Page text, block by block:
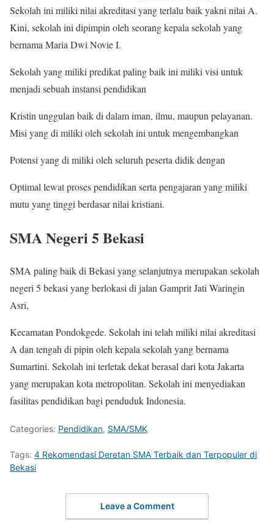
Sekolah ini miliki nilai akreditasi yang terlalu baik yakni nilai A.
Kini, sekolah ini dipimpin oleh seorang kepala sekolah yang
bernama Maria Dwi Novie I.
Sekolah yang miliki predikat paling baik ini miliki visi untuk
menjadi sebuah instansi pendidikan
Kristin unggulan baik di dalam iman, ilmu, maupun pelayanan.
Misi yang di miliki oleh sekolah ini untuk mengembangkan
Potensi yang di miliki oleh seluruh peserta didik dengan
Optimal lewat proses pendidikan serta pengajaran yang miliki
mutu yang tinggi berdasar nilai kristiani.
SMA Negeri 5 Bekasi
SMA paling baik di Bekasi yang selanjutnya merupakan sekolah
negeri 5 bekasi yang berlokasi di jalan Gamprit Jati Waringin
Asri,
Kecamatan Pondokgede. Sekolah ini telah miliki nilai akreditasi
A dan tengah di pipin oleh kepala sekolah yang bernama
Sumartini. Sekolah ini terletak dekat berasal dari kota Jakarta
yang merupakan kota metropolitan. Sekolah ini menyediakan
fasilitas pendidikan bagi penduduk Indonesia.
Categories: Pendidikan, SMA/SMK
Tags: 4 Rekomendasi Deretan SMA Terbaik dan Terpopuler di
Bekasi
Leave a Comment